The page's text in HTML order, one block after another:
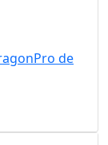
de